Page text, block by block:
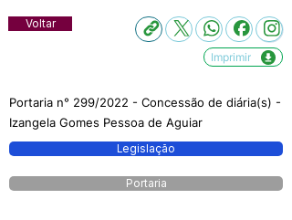
Voltar
Imprimir
Portaria n° 299/2022 - Concessão de diária(s) -
Izangela Gomes Pessoa de Aguiar
Legislação
Portaria